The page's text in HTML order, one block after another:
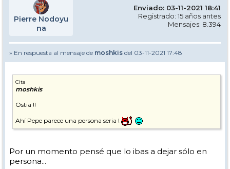
Pierre Nodoyu
na
Enviado: 03-11-2021 18:41
Registrado: 15 años antes
Mensajes: 8.394
» En respuesta al mensaje de moshkis del 03-11-2021 17:48
Cita
moshkis
Ostia !!
Ahí Pepe parece una persona seria !
Por un momento pensé que lo ibas a dejar sólo en
persona...